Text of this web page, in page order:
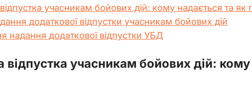
учасникам бойових дій: кому надається та як
додаткової відпустки учасникам бойових дій
надання додаткової відпустки УБД
відпустка учасникам бойових дій: кому